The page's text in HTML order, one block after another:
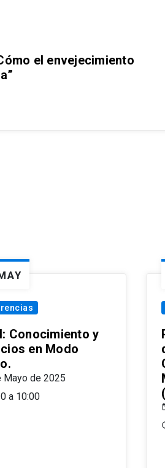
el envejecimiento
Conocimiento y
en Modo
Mayo de 2025
a 10:00